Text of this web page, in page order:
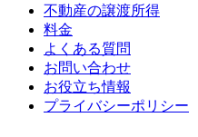
不動産の譲渡所得
料金
よくある質問
お問い合わせ
お役立ち情報
プライバシーポリシー